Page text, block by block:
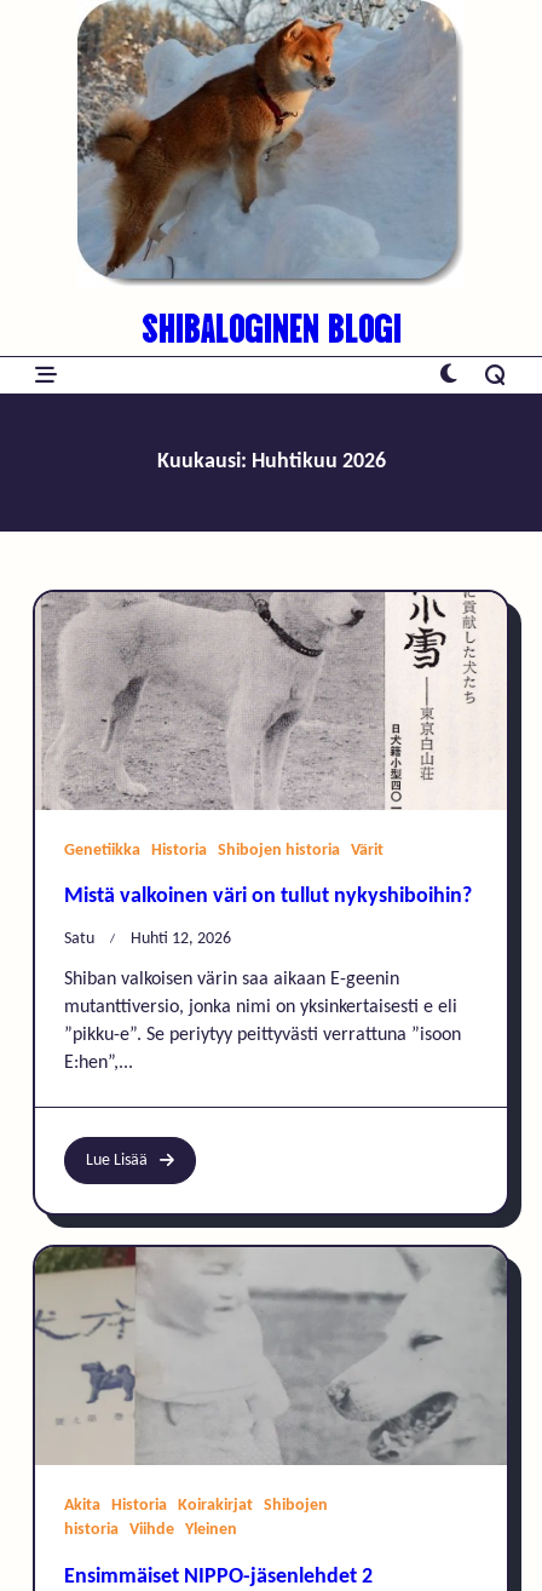
SHIBALOGINEN BLOGI
Kuukausi: Huhtikuu 2026
Genetiikka Historia Shibojen historia Värit
Mistä valkoinen väri on tullut nykyshiboihin?
Satu Huhti 12, 2026
Shiban valkoisen värin saa aikaan E-geenin
mutanttiversio, jonka nimi on yksinkertaisesti e eli
”pikku-e”. Se periytyy peittyvästi verrattuna ”isoon
E:hen”,...
Lue Lisää
Akita Historia Koirakirjat
Shibojen
historia
Viihde Yleinen
Ensimmäiset NIPPO-jäsenlehdet 2